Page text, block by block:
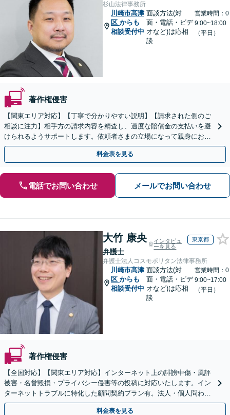
杉山法律事務所
川崎市高津
区 からも
相談受付中
面談方法(対
面・電話・ビデ
オなど)は応相
談
営業時間：0
9:00~18:00
（平日）
著作権侵害
【関東エリア対応】【丁寧で分かりやすい説明】【請求された側のご
相談に注力】相手方の請求内容を精査し、過度な賠償金の支払いを避
けられるようサポートします。依頼者さまの立場になって親身にお話
を伺いますので、ぜひご相談ください。【WEB面談可】
料金表を見る
電話でお問い合わせ メールでお問い合わせ
大竹 康央
弁護士
インタビュ
ーを見る
東京都
弁護士法人コスモポリタン法律事務所
川崎市高津
区 からも
相談受付中
面談方法(対
面・電話・ビデ
オなど)は応相
談
営業時間：0
9:00~17:00
（平日）
著作権侵害
【全国対応】【関東エリア対応】インターネット上の誹謗中傷・風評
被害・名誉毀損・プライバシー侵害等の投稿に対応いたします。イン
ターネットトラブルに特化した顧問契約プラン有。法人・個人問わず
お気軽にご相談下さい。【オンライン相談可】
料金表を見る